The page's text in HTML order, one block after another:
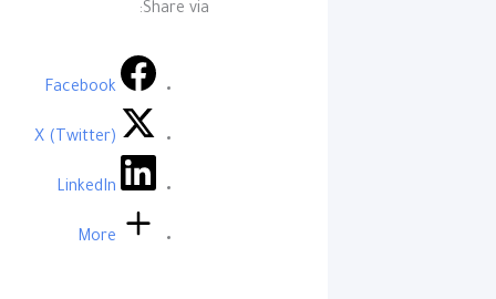
Share via:
Facebook
X (Twitter)
LinkedIn
More